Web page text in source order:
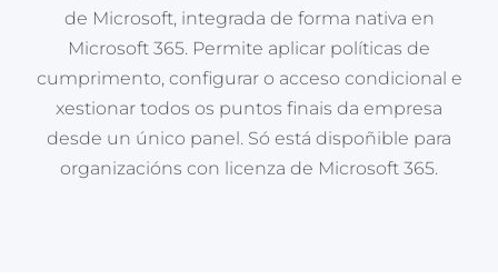
de Microsoft, integrada de forma nativa en
Microsoft 365. Permite aplicar políticas de
cumprimento, configurar o acceso condicional e
xestionar todos os puntos finais da empresa
desde un único panel. Só está dispoñible para
organizacións con licenza de Microsoft 365.